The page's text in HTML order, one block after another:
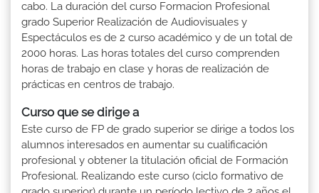
cabo. La duración del curso Formacion Profesional
grado Superior Realización de Audiovisuales y
Espectáculos es de 2 curso académico y de un total de
2000 horas. Las horas totales del curso comprenden
horas de trabajo en clase y horas de realización de
prácticas en centros de trabajo.
Curso que se dirige a
Este curso de FP de grado superior se dirige a todos los
alumnos interesados en aumentar su cualificación
profesional y obtener la titulación oficial de Formación
Profesional. Realizando este curso (ciclo formativo de